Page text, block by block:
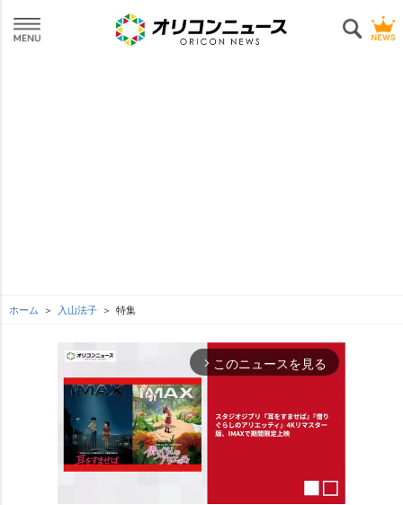
ホーム 入山法子 特集
arrow_forward_ios このニュースを見る